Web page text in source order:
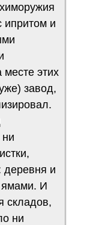
ипритом и
этих
завод,
деревня и
ямами. И
складов,
ни